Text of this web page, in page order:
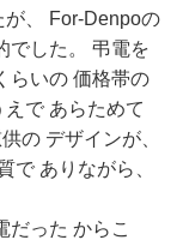
、 For-Denpoの
でした。 弔電を
らいの 価格帯の
で あらためて
の デザインが、
で ありながら、
だった からこ